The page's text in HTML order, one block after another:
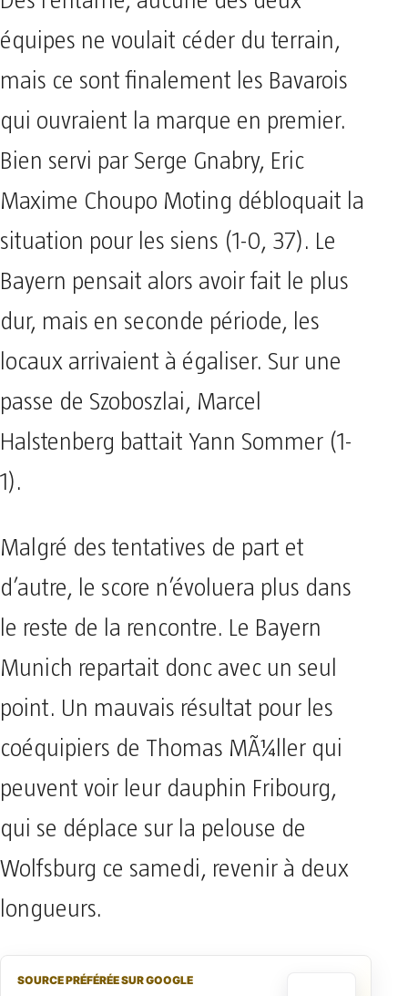
équipes ne voulait céder du terrain,
mais ce sont finalement les Bavarois
qui ouvraient la marque en premier.
Bien servi par Serge Gnabry, Eric
Maxime Choupo Moting débloquait la
situation pour les siens (1-0, 37). Le
Bayern pensait alors avoir fait le plus
dur, mais en seconde période, les
locaux arrivaient à égaliser. Sur une
passe de Szoboszlai, Marcel
Halstenberg battait Yann Sommer (1-
1).
Malgré des tentatives de part et
d’autre, le score n’évoluera plus dans
le reste de la rencontre. Le Bayern
Munich repartait donc avec un seul
point. Un mauvais résultat pour les
coéquipiers de Thomas MÃ¼ller qui
peuvent voir leur dauphin Fribourg,
qui se déplace sur la pelouse de
Wolfsburg ce samedi, revenir à deux
longueurs.
SOURCE PRÉFÉRÉE SUR GOOGLE